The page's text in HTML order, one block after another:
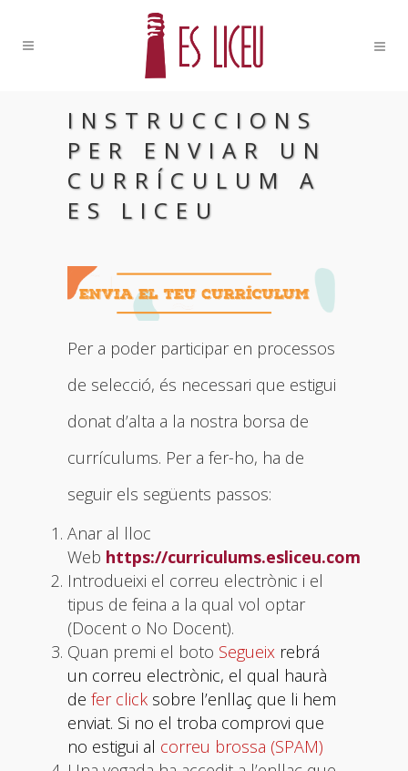
INSTRUCCIONS
PER ENVIAR UN
CURRÍCULUM A
ES LICEU
Per a poder participar en processos
de selecció, és necessari que estigui
donat d’alta a la nostra borsa de
currículums. Per a fer-ho, ha de
seguir els següents passos:
Anar al lloc
Web https://curriculums.esliceu.com
Introdueixi el correu electrònic i el
tipus de feina a la qual vol optar
(Docent o No Docent).
Quan premi el boto Segueix rebrá
un correu electrònic, el qual haurà
de fer click sobre l’enllaç que li hem
enviat. Si no el troba comprovi que
no estigui al correu brossa (SPAM)